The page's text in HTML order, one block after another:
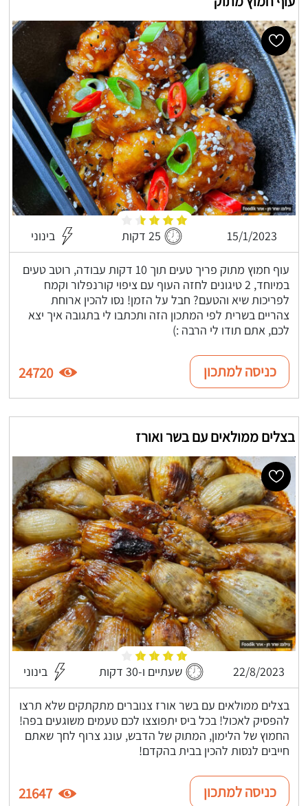
15/1/2023 25 דקות בינוני
עוף חמוץ מתוק פריך טעים תוך 10 דקות עבודה, רוטב טעים
במיוחד, 2 טיגונים לחזה העוף עם ציפוי קורנפלור וקמח
לפריכות שיא והטעם? חבל על הזמן! נסו להכין ארוחת
צהריים בשרית לפי המתכון הזה ותכתבו לי בתגובה איך יצא
לכם, אתם תודו לי הרבה :)
כניסה למתכון 24720
בצלים ממולאים עם בשר ואורז
22/8/2023 שעתיים ו-30 דקות בינוני
בצלים ממולאים עם בשר אורז צנוברים מתקתקים שלא תרצו
להפסיק לאכול! בכל ביס יתפוצצו לכם טעמים משוגעים בפה!
החמוץ של הלימון, המתוק של הדבש, עונג צרוף לחך שאתם
חייבים לנסות להכין בבית בהקדם!
כניסה למתכון 21647